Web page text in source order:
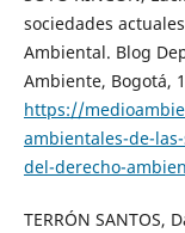
sociedades
Ambiental. Blog
Ambiente, Bogotá,
https://
ambientales-de-
del-derecho-
TERRÓN